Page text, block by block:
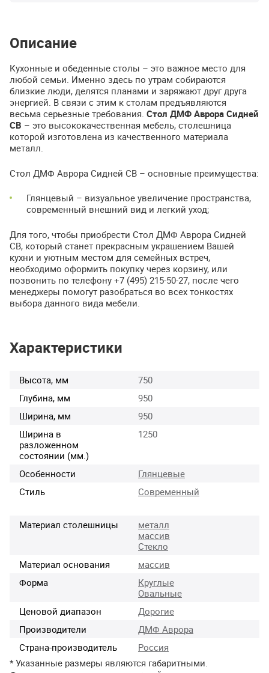
Описание
Кухонные и обеденные столы – это важное место для
любой семьи. Именно здесь по утрам собираются
близкие люди, делятся планами и заряжают друг друга
энергией. В связи с этим к столам предъявляются
весьма серьезные требования. Стол ДМФ Аврора Сидней
СВ – это высококачественная мебель, столешница
которой изготовлена из качественного материала
металл.
Стол ДМФ Аврора Сидней СВ – основные преимущества:
Глянцевый – визуальное увеличение пространства,
современный внешний вид и легкий уход;
Для того, чтобы приобрести Стол ДМФ Аврора Сидней
СВ, который станет прекрасным украшением Вашей
кухни и уютным местом для семейных встреч,
необходимо оформить покупку через корзину, или
позвонить по телефону +7 (495) 215-50-27, после чего
менеджеры помогут разобраться во всех тонкостях
выбора данного вида мебели.
Характеристики
Высота, мм
750
Глубина, мм
950
Ширина, мм
950
Ширина в
разложенном
состоянии (мм.)
1250
Особенности
Глянцевые
Стиль
Современный
Материал столешницы
металл
массив
Стекло
Материал основания
массив
Форма
Круглые
Овальные
Ценовой диапазон
Дорогие
Производители
ДМФ Аврора
Страна-производитель
Россия
* Указанные размеры являются габаритными.